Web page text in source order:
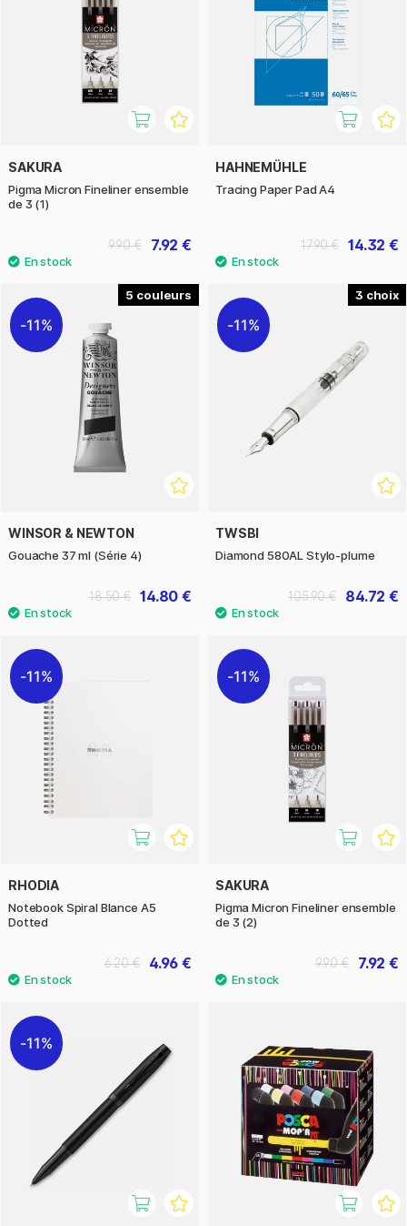
SAKURA
Pigma Micron Fineliner ensemble
de 3 (1)
7.92 €
9.90 €
HAHNEMÜHLE
Tracing Paper Pad A4
14.32 €
17.90 €
5
11%
WINSOR & NEWTON
Gouache 37 ml (Série 4)
14.80 €
18.50 €
3
11%
TWSBI
Diamond 580AL Stylo-plume
84.72 €
105.90 €
11%
RHODIA
Notebook Spiral Blance A5
Dotted
4.96 €
6.20 €
11%
SAKURA
Pigma Micron Fineliner ensemble
de 3 (2)
7.92 €
9.90 €
11%